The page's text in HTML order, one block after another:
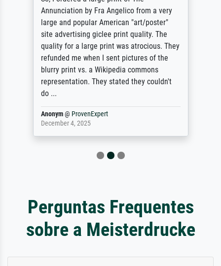
Annunciation by Fra Angelico from a very
large and popular American "art/poster"
site advertising giclee print quality. The
quality for a large print was atrocious. They
refunded me when I sent pictures of the
blurry print vs. a Wikipedia commons
representation. They stated they couldn't
do ...
Anonym@ ProvenExpert
December 4, 2025
Perguntas Frequentes
sobre a Meisterdrucke